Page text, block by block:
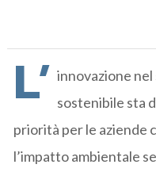
L’ innovazione
sostenibile sta
priorità per le aziende
l’impatto ambientale